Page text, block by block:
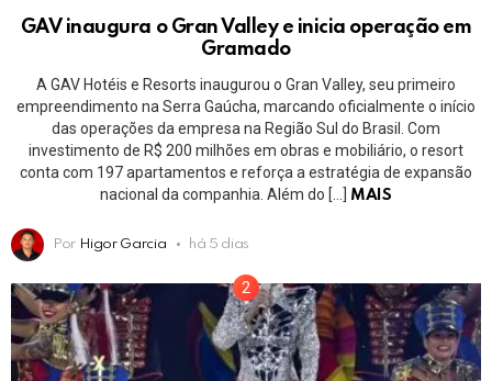
GAV inaugura o Gran Valley e inicia operação em
Gramado
A GAV Hotéis e Resorts inaugurou o Gran Valley, seu primeiro
empreendimento na Serra Gaúcha, marcando oficialmente o início
das operações da empresa na Região Sul do Brasil. Com
investimento de R$ 200 milhões em obras e mobiliário, o resort
conta com 197 apartamentos e reforça a estratégia de expansão
nacional da companhia. Além do […] MAIS
Por Higor Garcia há 5 dias